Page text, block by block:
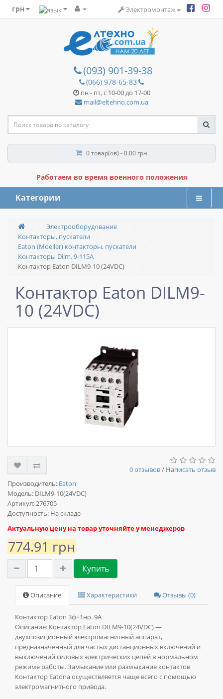
грн Электромонтаж
(093) 901-39-38
(066) 978-65-83
пн - пт, с 10-00 до 17-00
mail@eltehno.com.ua
0 товар(ов) - 0.00 грн
Работаем во время военного положения
Категории
Электрооборудование
Контакторы, пускатели
Eaton (Moeller) контакторы, пускатели
Контакторы Dilm, 9-115A
Контактор Eaton DILM9-10 (24VDC)
Контактор Eaton DILM9-
10 (24VDC)
0 отзывов/ Написать отзыв
Производитель: Eaton
Модель: DILM9-10(24VDC)
Артикул: 276705
Доступность: На складе
Актуальную цену на товар уточняйте у менеджеров
774.91 грн
Купить
Описание Характеристики Отзывы (0)
Контактор Eaton 3ф+1но. 9А
Описание: Контактор Eaton DILM9-10(24VDC) —
двухпозиционный электромагнитный аппарат,
предназначенный для частых дистанционных включений и
выключений силовых электрических цепей в нормальном
режиме работы. Замыкание или размыкание контактов
Контактор Eatonа осуществляется чаще всего с помощью
электромагнитного привода.